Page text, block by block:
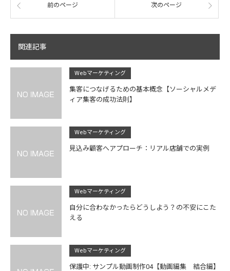
前のページ 次のページ
関連記事
Webマーケティング
集客につなげるための基本概念【ソーシャルメデ
ィア集客の成功法則】
Webマーケティング
見込み顧客へアプローチ：リアル店舗での実例
Webマーケティング
自分に合わなかったらどうしよう？の不安にこた
える
Webマーケティング
保護中: サンプル動画制作04【動画編集 結合編】